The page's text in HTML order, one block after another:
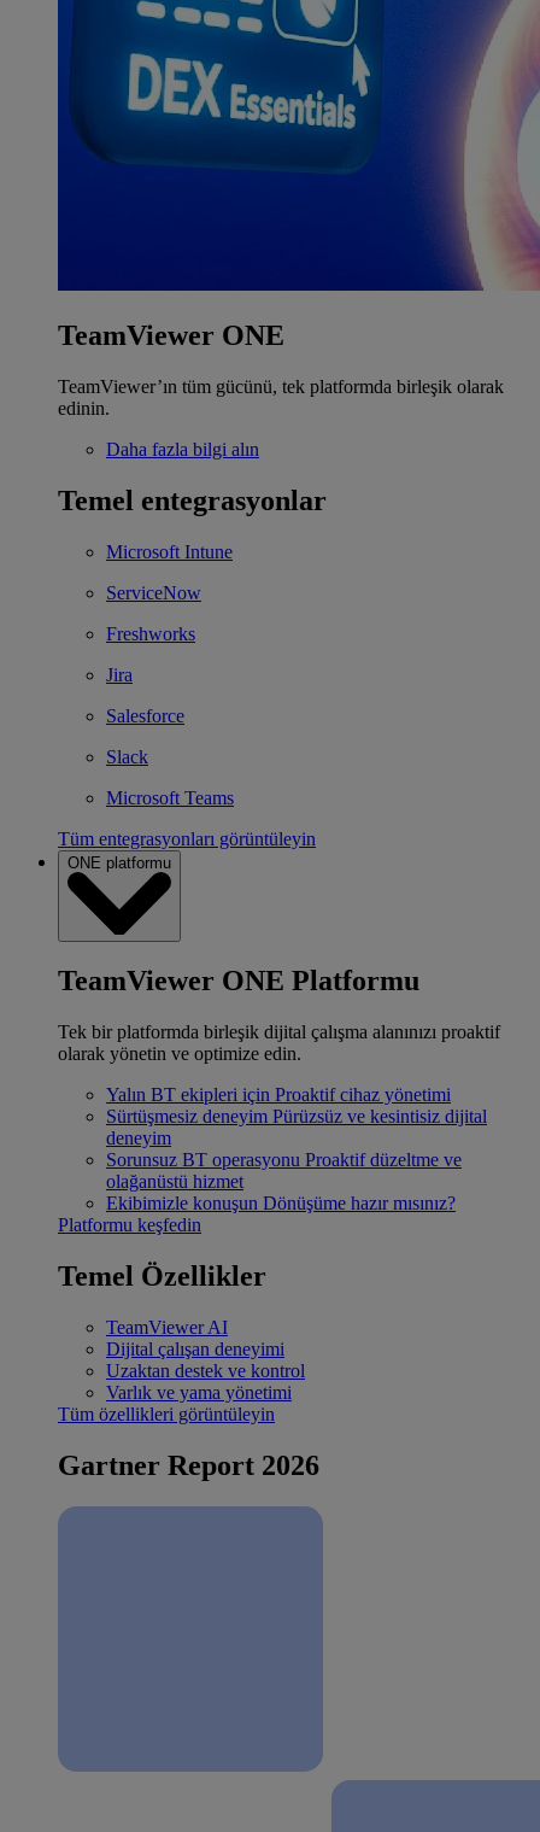
TeamViewer ONE
TeamViewer’ın tüm gücünü, tek platformda birleşik olarak
edinin.
Daha fazla bilgi alın
Temel entegrasyonlar
Microsoft Intune
ServiceNow
Freshworks
Jira
Salesforce
Slack
Microsoft Teams
Tüm entegrasyonları görüntüleyin
ONE platformu
TeamViewer ONE Platformu
Tek bir platformda birleşik dijital çalışma alanınızı proaktif
olarak yönetin ve optimize edin.
Yalın BT ekipleri için Proaktif cihaz yönetimi
Sürtüşmesiz deneyim Pürüzsüz ve kesintisiz dijital
deneyim
Sorunsuz BT operasyonu Proaktif düzeltme ve
olağanüstü hizmet
Ekibimizle konuşun Dönüşüme hazır mısınız?
Platformu keşfedin
Temel Özellikler
TeamViewer AI
Dijital çalışan deneyimi
Uzaktan destek ve kontrol
Varlık ve yama yönetimi
Tüm özellikleri görüntüleyin
Gartner Report 2026